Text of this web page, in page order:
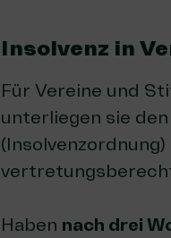
Insolvenz in
Für Vereine und
unterliegen sie
(Insolvenzordnung)
Haben nach drei